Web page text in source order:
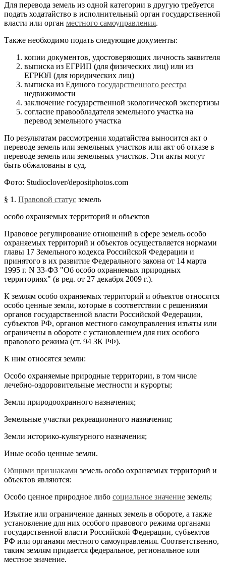
Для перевода земель из одной категории в другую требуется
подать ходатайство в исполнительный орган государственной
власти или орган местного самоуправления.
Также необходимо подать следующие документы:
копии документов, удостоверяющих личность заявителя
выписка из ЕГРИП (для физических лиц) или из
ЕГРЮЛ (для юридических лиц)
выписка из Единого государственного реестра
недвижимости
заключение государственной экологической экспертизы
согласие правообладателя земельного участка на
перевод земельного участка
По результатам рассмотрения ходатайства выносится акт о
переводе земель или земельных участков или акт об отказе в
переводе земель или земельных участков. Эти акты могут
быть обжалованы в суд.
Фото: Studioclover/depositphotos.com
§ 1. Правовой статус земель
особо охраняемых территорий и объектов
Правовое регулирование отношений в сфере земель особо
охраняемых территорий и объектов осуществляется нормами
главы 17 Земельного кодекса Российской Федерации и
принятого в их развитие Федерального закона от 14 марта
1995 г. N 33-ФЗ "Об особо охраняемых природных
территориях" (в ред. от 27 декабря 2009 г.).
К землям особо охраняемых территорий и объектов относятся
особо ценные земли, которые в соответствии с решениями
органов государственной власти Российской Федерации,
субъектов РФ, органов местного самоуправления изъяты или
ограничены в обороте с установлением для них особого
правового режима (ст. 94 ЗК РФ).
К ним относятся земли:
Особо охраняемые природные территории, в том числе
лечебно-оздоровительные местности и курорты;
Земли природоохранного назначения;
Земельные участки рекреационного назначения;
Земли историко-культурного назначения;
Иные особо ценные земли.
Общими признаками земель особо охраняемых территорий и
объектов являются:
Особо ценное природное либо социальное значение земель;
Изъятие или ограничение данных земель в обороте, а также
установление для них особого правового режима органами
государственной власти Российской Федерации, субъектов
РФ или органами местного самоуправления. Соответственно,
таким землям придается федеральное, региональное или
местное значение.